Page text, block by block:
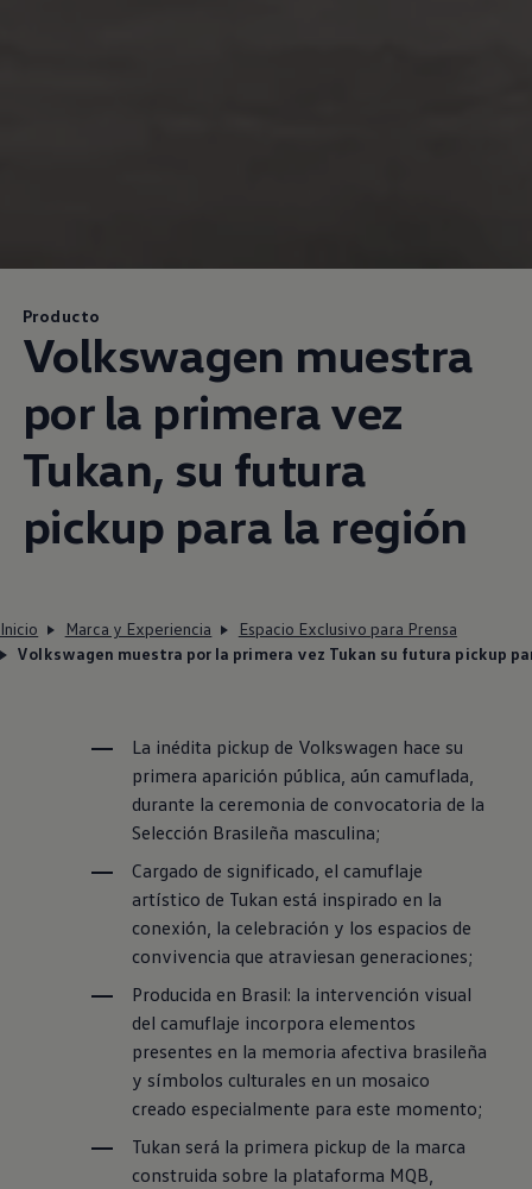
Producto
Volkswagen muestra
por la primera vez
Tukan, su futura
pickup para la región
Inicio Marca y Experiencia
Espacio Exclusivo para Prensa
Volkswagen muestra por la primera vez Tukan su futura pickup
La inédita pickup de Volkswagen hace su
primera aparición pública, aún camuflada,
durante la ceremonia de convocatoria de la
Selección Brasileña masculina;
Cargado de significado, el camuflaje
artístico de Tukan está inspirado en la
conexión, la celebración y los espacios de
convivencia que atraviesan generaciones;
Producida en Brasil: la intervención visual
del camuflaje incorpora elementos
presentes en la memoria afectiva brasileña
y símbolos culturales en un mosaico
creado especialmente para este momento;
Tukan será la primera pickup de la marca
construida sobre la plataforma MQB,